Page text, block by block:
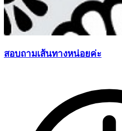
สอบถามเส้นทางหน่อยค่ะ